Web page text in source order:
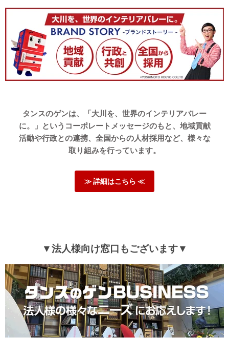
厚みがありとても良い買い物をしました。
ありがとうございます。
>>タンスのゲンが返信しました
この度はタンスのゲンをご利用頂き誠にありがとうござい
ます。
当店でのお買い物にお喜びいただけ、大変嬉しく思いま
ました。
当商品を末永くご愛用いただければ幸いです。
レビューのご投稿、ありがとうございました。
>>タンスのゲンが返信しました
この度はタンスのゲンをご利用頂き誠にありがとうござい
ます。
商品の厚みや大きさにお喜びいただけ、大変嬉しく思いま
す。
当店は、ジョイントマット以外にもベッドや収納家具など
暮らしに寄り添う商品を取り扱っておりますので、
是非ご覧いただければ幸いです。
レビューのご投稿、ありがとうございました。
タンスのゲンは、「大川を、世界のインテリアバレー
に。」というコーポレートメッセージのもと、地域貢献
活動や行政との連携、全国からの人材採用など、様々な
取り組みを行っています。
≫ 詳細はこちら ≪
▼法人様向け窓口もございます▼